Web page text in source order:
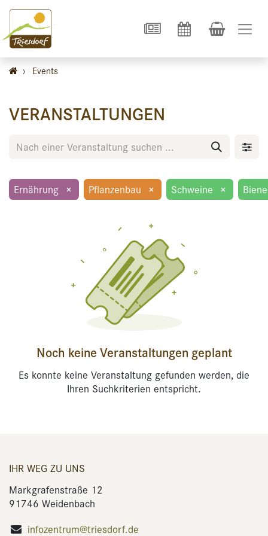
› Events
VERANSTALTUNGEN
Ernährung × Pflanzenbau × Schweine ×
Noch keine Veranstaltungen geplant
Es konnte keine Veranstaltung gefunden werden, die
Ihren Suchkriterien entspricht.
IHR WEG ZU UNS
Markgrafenstraße 12
91746 Weidenbach
infozentrum@triesdorf.de